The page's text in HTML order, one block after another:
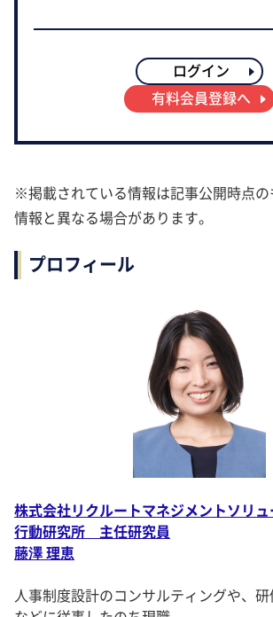
ログイン
有料会員登録へ
※掲載されている情報は記事公開時点
情報と異なる場合があります。
プロフィール
株式会社リクルートマネジメントソリ
行動研究所 主任研究員
藤澤 理恵
人事制度設計のコンサルティングや、